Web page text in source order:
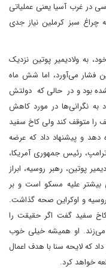
در غرب آسیا یعنی عملیاتی
چراغ سبز کرملین نیاز جدی
به ولادیمیر پوتین نزدیک
فشار می‌آورد، اما شش ماه
بود و در حالی که دولتش
به نگرانی‌ها در مورد کاهش
را متوقف کند ولی کاخ سفید
دهد و پیشنهاد داد که عرضه
رئیس جمهوری آمریکا،
ولادیمیر پوتین، رهبر روسیه، ابراز
علیه مسکو است و بر
روسیه و اوکراین صحه گذاشت.
سفید گفت اگر حقیقت را
می‌زند. او همیشه خیلی خوب
که لایحه سنا با هدف اعمال
خواهد کرد.